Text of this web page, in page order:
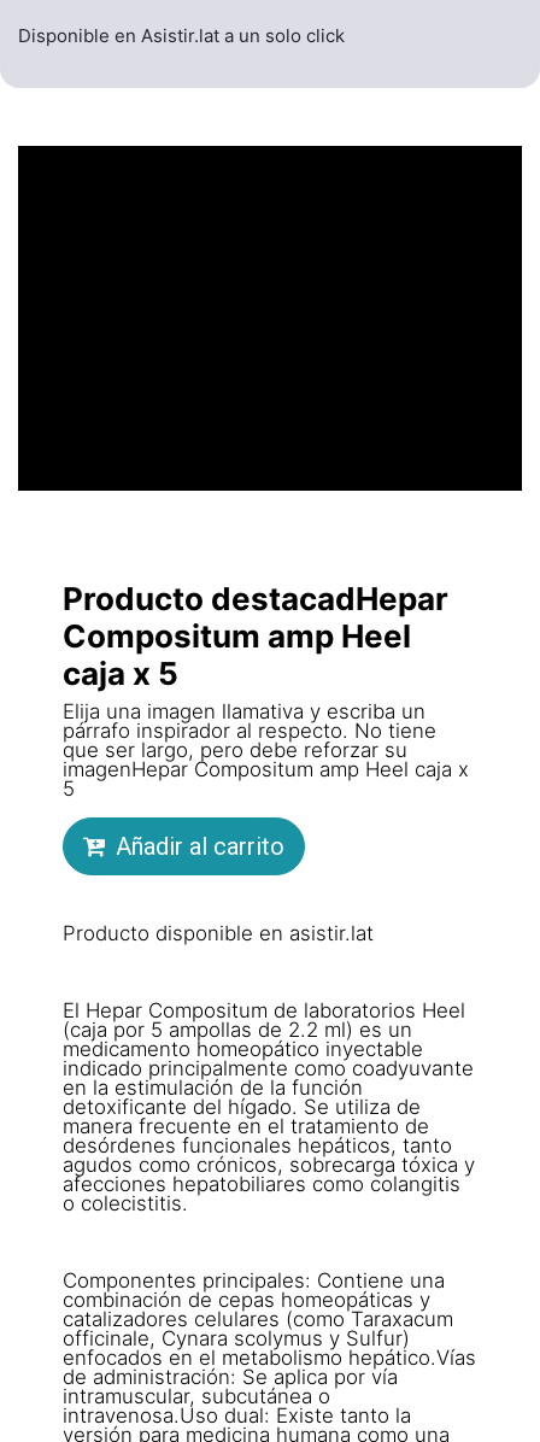
Disponible en Asistir.lat a un solo click
Producto destacadHepar
Compositum amp Heel
caja x 5
Elija una imagen llamativa y escriba un
párrafo inspirador al respecto. No tiene
que ser largo, pero debe reforzar su
imagenHepar Compositum amp Heel caja x
5
Añadir al carrito
Producto disponible en asistir.lat
El Hepar Compositum de laboratorios Heel
(caja por 5 ampollas de 2.2 ml) es un
medicamento homeopático inyectable
indicado principalmente como coadyuvante
en la estimulación de la función
detoxificante del hígado. Se utiliza de
manera frecuente en el tratamiento de
desórdenes funcionales hepáticos, tanto
agudos como crónicos, sobrecarga tóxica y
afecciones hepatobiliares como colangitis
o colecistitis.
Componentes principales: Contiene una
combinación de cepas homeopáticas y
catalizadores celulares (como Taraxacum
officinale, Cynara scolymus y Sulfur)
enfocados en el metabolismo hepático.Vías
de administración: Se aplica por vía
intramuscular, subcutánea o
intravenosa.Uso dual: Existe tanto la
versión para medicina humana como una